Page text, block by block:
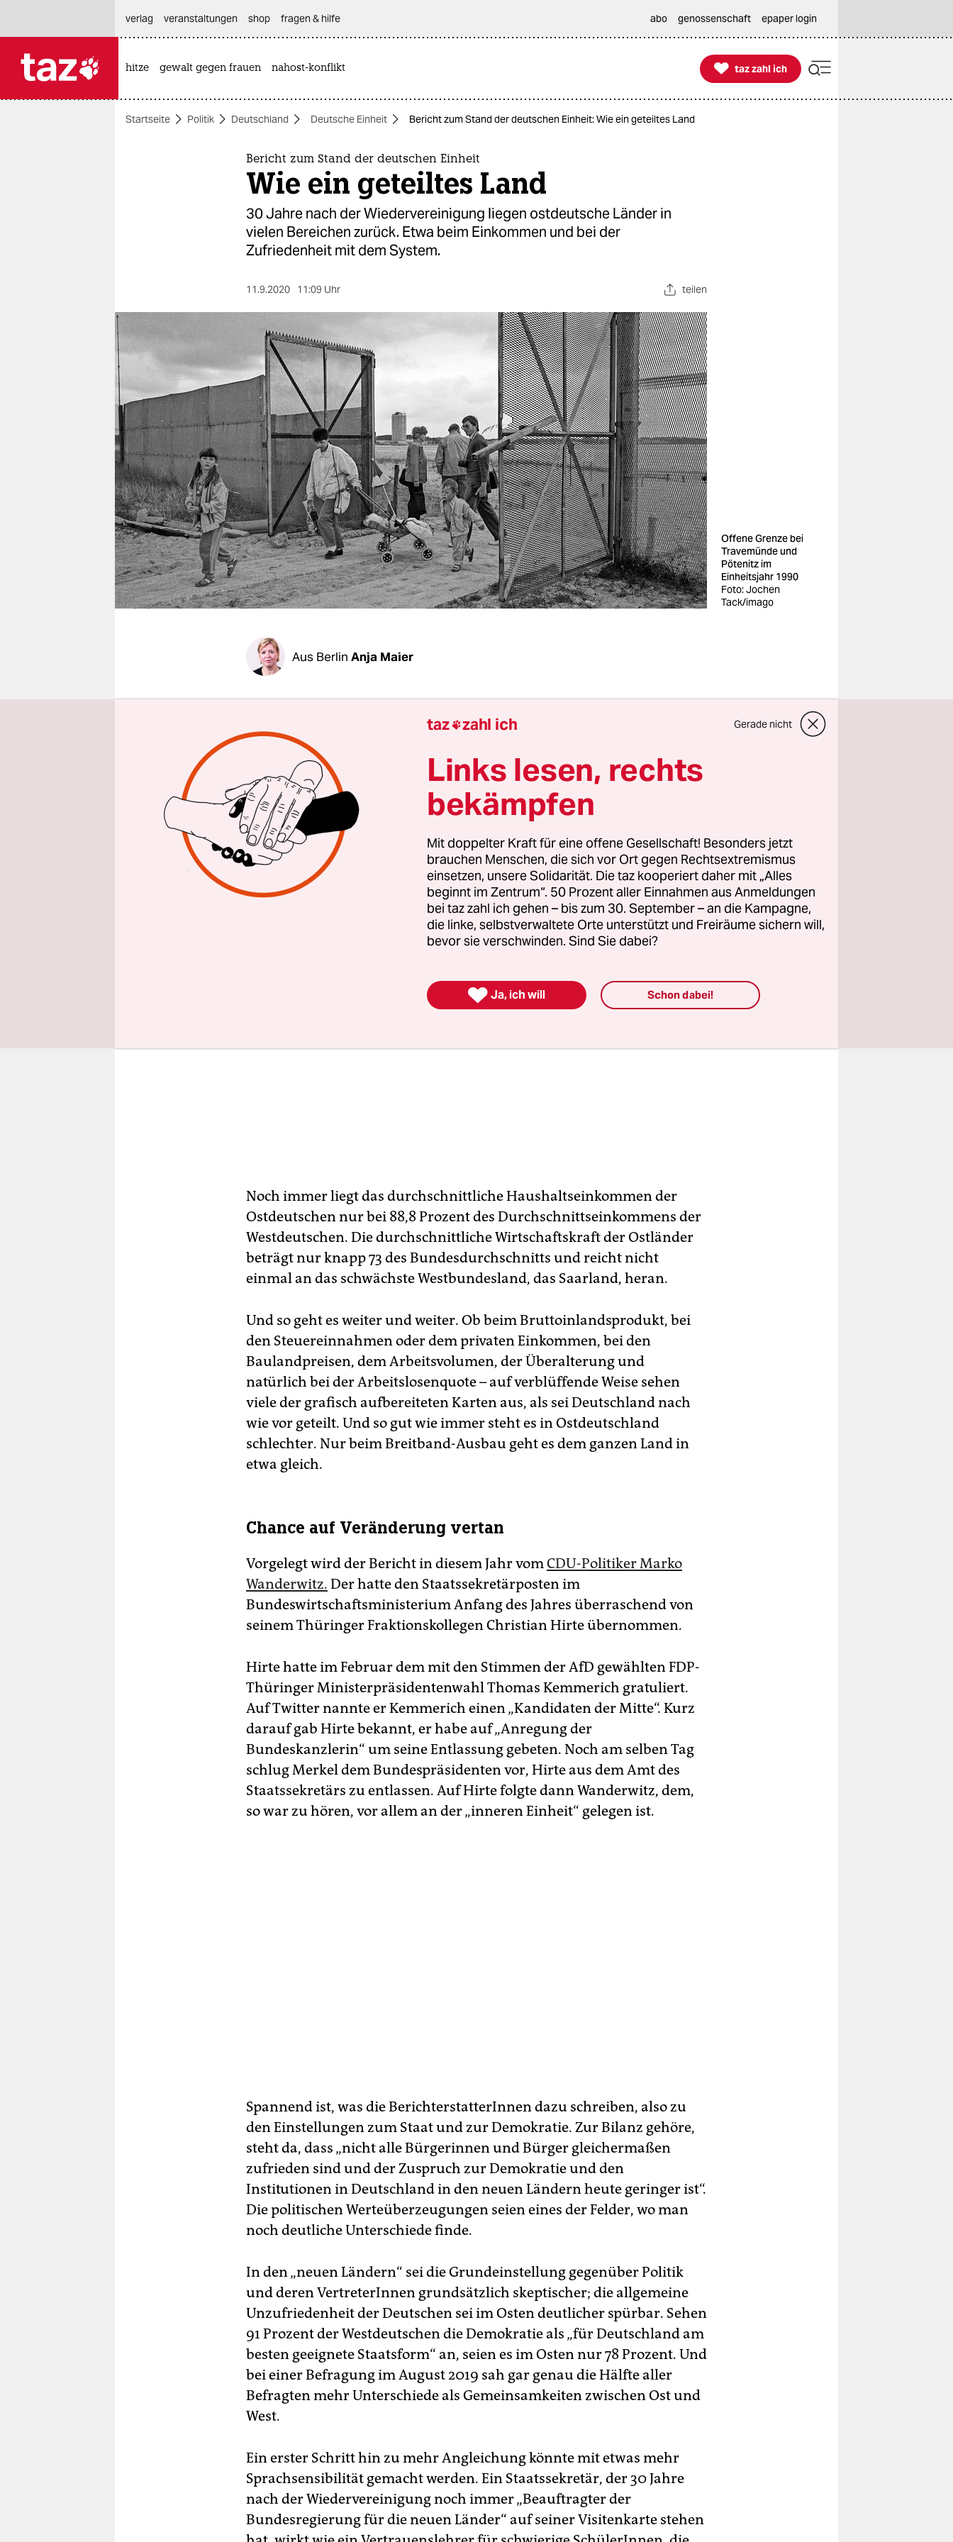
themen
berlin
nord
wahrheit
verlag
verlag
veranstaltungen
shop
fragen & hilfe
unterstützen
abo
genossenschaft
verlag
veranstaltungen shop fragen & hilfe abo genossenschaft epaper login
hitze gewalt gegen frauen nahost-konflikt 
taz zahl ich
taz zahl ich
Startseite Politik Deutschland Deutsche Einheit Bericht zum Stand der deutschen Einheit: Wie ein geteiltes Land
Bericht zum Stand der deutschen Einheit
Wie ein geteiltes Land
30 Jahre nach der Wiedervereinigung liegen ostdeutsche Länder in
vielen Bereichen zurück. Etwa beim Einkommen und bei der
Zufriedenheit mit dem System.
11.9.2020 11:09 Uhr teilen
Offene Grenze bei
Travemünde und
Pötenitz im
Einheitsjahr 1990
Foto: Jochen
Tack/imago
Aus Berlin Anja Maier
Am nächsten Mittwoch soll er vom Kabinett beschlossen werden, der
taz liegt er vorab vor: der diesjährige Bericht der Bundesregierung
zum Stand der deutschen Einheit. Diesmal, zum 30. Jahrestag der
Wiedervereinigung
, wird natürlich noch genauer geschaut, was in dem
284-Seiten-Werk drinsteht.
Die aufschlussreichsten Elemente des Berichts sind die Grafiken und
Landkarten. Mag die Sprache der Begleittexte noch so blumig sein,
mögen die Leistungen der Ostdeutschen noch so sehr gepriesen
werden – die Zahlen sprechen eine andere Sprache.
Noch immer liegt das durchschnittliche Haushaltseinkommen der
Ostdeutschen nur bei 88,8 Prozent des Durchschnittseinkommens der
Westdeutschen. Die durchschnittliche Wirtschaftskraft der Ostländer
beträgt nur knapp 73 des Bundesdurchschnitts und reicht nicht
einmal an das schwächste Westbundesland, das Saarland, heran.
Und so geht es weiter und weiter. Ob beim Bruttoinlandsprodukt, bei
den Steuereinnahmen oder dem privaten Einkommen, bei den
Baulandpreisen, dem Arbeitsvolumen, der Überalterung und
natürlich bei der Arbeitslosenquote – auf verblüffende Weise sehen
viele der grafisch aufbereiteten Karten aus, als sei Deutschland nach
wie vor geteilt. Und so gut wie immer steht es in Ostdeutschland
schlechter. Nur beim Breitband-Ausbau geht es dem ganzen Land in
etwa gleich.
Chance auf Veränderung vertan
Vorgelegt wird der Bericht in diesem Jahr vomCDU-Politiker Marko
Wanderwitz. Der hatte den Staatssekretärposten im
Bundeswirtschaftsministerium Anfang des Jahres überraschend von
seinem Thüringer Fraktionskollegen Christian Hirte übernommen.
Hirte hatte im Februar dem mit den Stimmen der AfD gewählten FDP-
Thüringer Ministerpräsidentenwahl Thomas Kemmerich gratuliert.
Auf Twitter nannte er Kemmerich einen „Kandidaten der Mitte“. Kurz
darauf gab Hirte bekannt, er habe auf „Anregung der
Bundeskanzlerin“ um seine Entlassung gebeten. Noch am selben Tag
schlug Merkel dem Bundespräsidenten vor, Hirte aus dem Amt des
Staatssekretärs zu entlassen. Auf Hirte folgte dann Wanderwitz, dem,
so war zu hören, vor allem an der „inneren Einheit“ gelegen ist.
Spannend ist, was die BerichterstatterInnen dazu schrei­ben, also zu
den Einstellungen zum Staat und zur Demokratie. Zur Bilanz gehöre,
steht da, dass „nicht alle Bürgerinnen und Bürger gleichermaßen
zufrieden sind und der Zuspruch zur Demokratie und den
Institutionen in Deutschland in den neuen Ländern heute geringer ist“.
Die politischen Werteüberzeugungen seien eines der Felder, wo man
noch deutliche Unterschiede finde.
In den „neuen Ländern“ sei die Grundeinstellung gegenüber Politik
und deren VertreterInnen grundsätzlich skeptischer; die allgemeine
Unzufriedenheit der Deutschen sei im Osten deutlicher spürbar. Sehen
91 Prozent der Westdeutschen die Demokratie als „für Deutschland am
besten geeignete Staatsform“ an, seien es im Osten nur 78 Prozent. Und
bei einer Befragung im August 2019 sah gar genau die Hälfte aller
Befragten mehr Unterschiede als Gemeinsamkeiten zwischen Ost und
West.
Ein erster Schritt hin zu mehr Angleichung könnte mit etwas mehr
Sprachsensibilität gemacht werden. Ein Staatssekretär, der 30 Jahre
nach der Wiedervereinigung noch immer „Beauftragter der
Bundesregierung für die neuen Länder“ auf seiner Visitenkarte stehen
taz zahl ich Gerade nicht
Links lesen, rechts
bekämpfen
Mit doppelter Kraft für eine offene Gesellschaft! Besonders jetzt
brauchen Menschen, die sich vor Ort gegen Rechtsextremismus
einsetzen, unsere Solidarität. Die taz kooperiert daher mit „Alles
beginnt im Zentrum“. 50 Prozent aller Einnahmen aus Anmeldungen
bei taz zahl ich gehen – bis zum 30. September – an die Kampagne,
die linke, selbstverwaltete Orte unterstützt und Freiräume sichern will,
bevor sie verschwinden. Sind Sie dabei?
 Ja, ich will Schon dabei!